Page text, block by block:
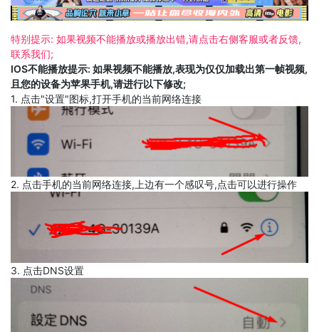
特别提示: 如果视频不能播放或播放出错,请点击右侧客服或者反馈,
联系我们;
IOS不能播放提示: 如果视频不能播放,表现为仅仅加载出第一帧视频,
且您的设备为苹果手机,请进行以下修改;
1. 点击"设置"图标,打开手机的当前网络连接
2. 点击手机的当前网络连接,上边有一个感叹号,点击可以进行操作
3. 点击DNS设置